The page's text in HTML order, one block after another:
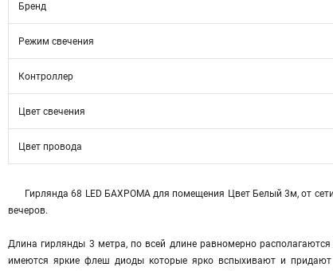
Бренд
Режим свечения
Контроллер
Цвет свечения
Цвет провода
Гирлянда 68 LED БАХРОМА для помещения Цвет Белый 3м, от
вечеров.
Длина гирлянды 3 метра, по всей длине равномерно
имеются яркие флеш диоды которые ярко вспыхивают и придают